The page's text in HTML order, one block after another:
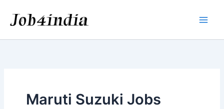
Maruti Suzuki Jobs